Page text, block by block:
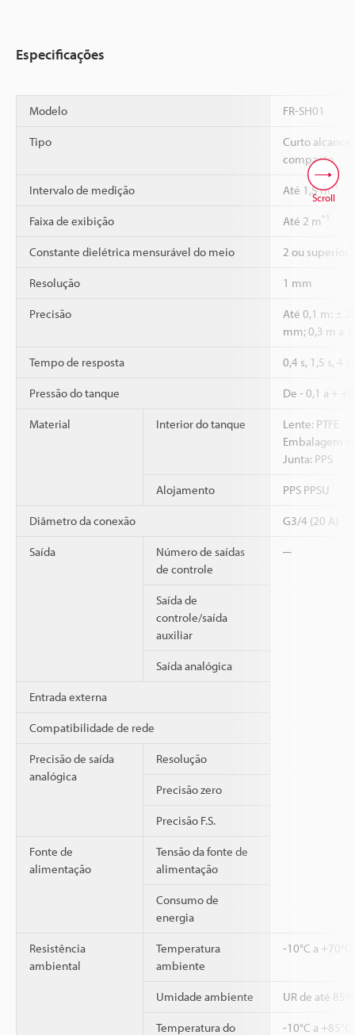
Especificações
Modelo FR-SH01
Tipo
Curto
compacto
Intervalo de medição Até 1,5 m*1
Faixa de exibição Até 2 m*1
Constante dielétrica mensurável do meio 2 ou superior
Resolução 1 mm
Precisão
Até 0,1 m: ±
mm; 0,3 m a
Tempo de resposta 0,4 s, 1,5 s, 4
Pressão do tanque De - 0,1 a +
Material Interior do tanque
Lente: PTFE
Embalagem
Junta: PPS
Alojamento PPS PPSU
Diâmetro da conexão G3/4 (20 A)
Saída
Número de saídas
de controle
─
Saída de
controle/saída
auxiliar
Saída analógica
Entrada externa
Compatibilidade de rede
Precisão de saída
analógica
Resolução
Precisão zero
Precisão F.S.
Fonte de
alimentação
Tensão da fonte de
alimentação
Consumo de
energia
Resistência
ambiental
Temperatura
ambiente
-10°C a
Umidade ambiente UR de até
Temperatura do -10°C a
Scroll